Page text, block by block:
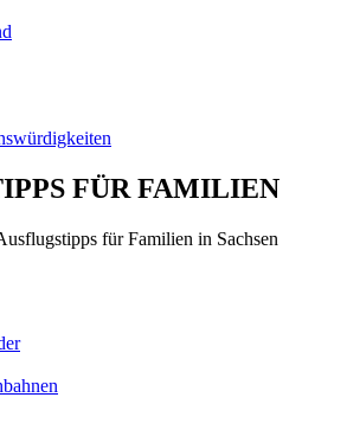
FÜR FAMILIEN
für Familien in Sachsen